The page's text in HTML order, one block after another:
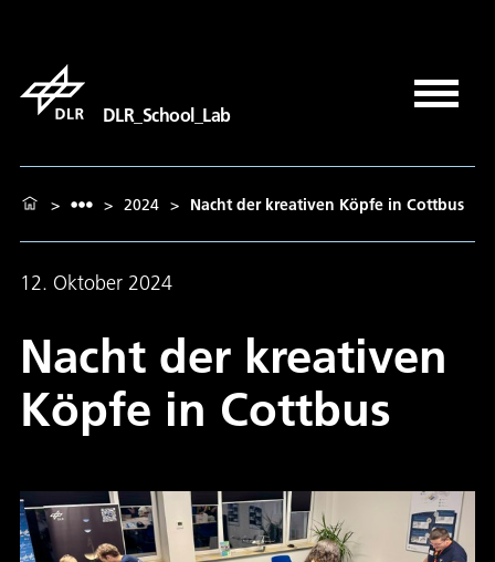
DLR_School_Lab
> > 2024 > Nacht der kreativen Köpfe in Cottbus
12. Oktober 2024
Nacht der kreativen
Köpfe in Cottbus